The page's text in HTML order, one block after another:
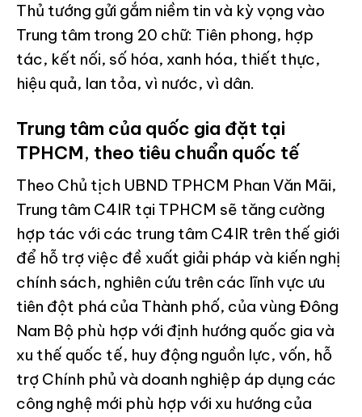
Thủ tướng gửi gắm niềm tin và kỳ vọng vào
Trung tâm trong 20 chữ: Tiên phong, hợp
tác, kết nối, số hóa, xanh hóa, thiết thực,
hiệu quả, lan tỏa, vì nước, vì dân.
Trung tâm của quốc gia đặt tại
TPHCM, theo tiêu chuẩn quốc tế
Theo Chủ tịch UBND TPHCM Phan Văn Mãi,
Trung tâm C4IR tại TPHCM sẽ tăng cường
hợp tác với các trung tâm C4IR trên thế giới
để hỗ trợ việc đề xuất giải pháp và kiến nghị
chính sách, nghiên cứu trên các lĩnh vực ưu
tiên đột phá của Thành phố, của vùng Đông
Nam Bộ phù hợp với định hướng quốc gia và
xu thế quốc tế, huy động nguồn lực, vốn, hỗ
trợ Chính phủ và doanh nghiệp áp dụng các
công nghệ mới phù hợp với xu hướng của